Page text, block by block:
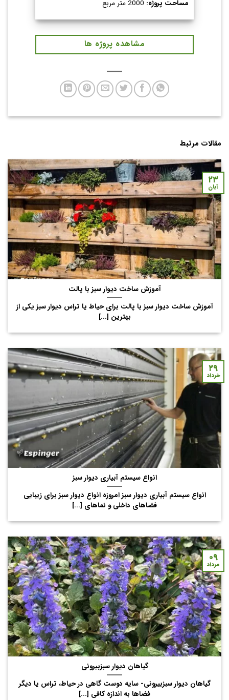
مساحت پروژه:
مشاهده پروژه ها
مقالات مرتبط
آموزش ساخت دیوار سبز با پالت
آموزش ساخت دیوار سبز با پالت برای حیاط یا تراس دیوار سبز یکی از
بهترین [...]
۲۳
آبان
انواع سیستم آبیاری دیوار سبز
انواع سیستم آبیاری دیوار سبز امروزه انواع دیوار سبز برای زیبایی
فضاهای داخلی و نماهای [...]
۲۹
خرداد
گیاهان دیوار سبزبیرونی
گیاهان دیوار سبزبیرونی- سایه دوست گاهی در حیاط، تراس یا دیگر
فضاها به اندازه کافی [...]
۰۹
مرداد